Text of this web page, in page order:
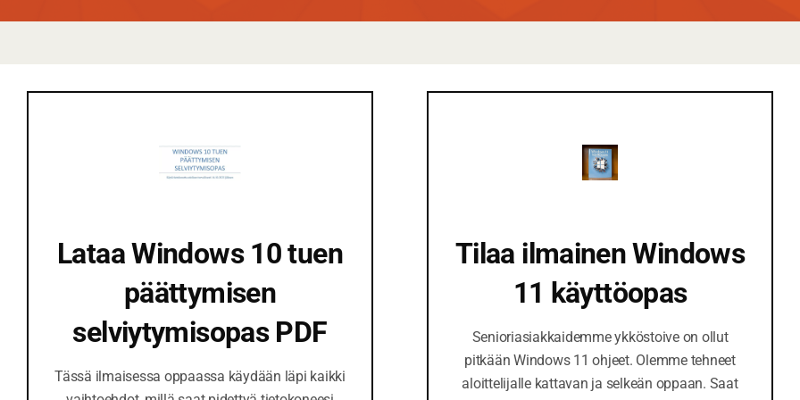
Lataa Windows 10 tuen
päättymisen
selviytymisopas PDF
Tässä ilmaisessa oppaassa käydään läpi kaikki
Tilaa ilmainen Windows
11 käyttöopas
Senioriasiakkaidemme ykköstoive on ollut
pitkään Windows 11 ohjeet. Olemme tehneet
aloittelijalle kattavan ja selkeän oppaan. Saat